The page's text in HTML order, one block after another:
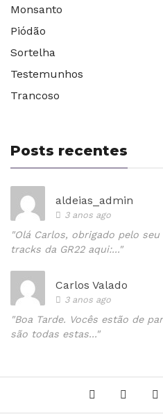
Monsanto
Piódão
Sortelha
Testemunhos
Trancoso
Posts recentes
aldeias_admin
3 anos ago
"Olá Carlos, obrigado pelo
tracks da GR22 aqui:..."
Carlos Valado
3 anos ago
"Boa Tarde. Vocês estão de
são todas estas..."